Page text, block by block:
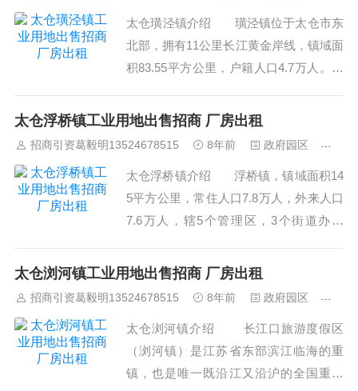
太仓璜泾镇介绍 璜泾镇位于太仓市东
北部，拥有11公里长江黄金岸线，镇域面
积83.55平方公里，户籍人口4.7万人。创
总产值344.4亿元，公共财政预算收入2.8
太仓浮桥镇工业用地出售招商 厂房出租
招商引资葛毅明13524678515 8年前 政府园区
太仓浮桥镇介绍 浮桥镇，镇域面积14
5平方公里，常住人口7.8万人，外来人口
7.6万人，辖5个管理区，3个街道办事
浮桥区位优势得天独厚，是首批对台海上
太仓浏河镇工业用地出售招商 厂房出租
招商引资葛毅明13524678515 8年前 政府园区
太仓浏河镇介绍 长江口旅游度假区
（浏河镇）是江苏省东部滨江临海的重
镇，也是唯一既沿江又沿沪的全国重点